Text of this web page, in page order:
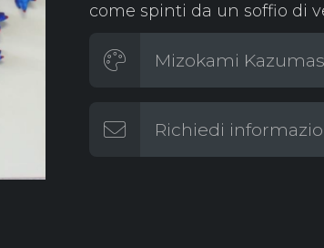
come spinti da un soffio di
Mizokami
Richiedi